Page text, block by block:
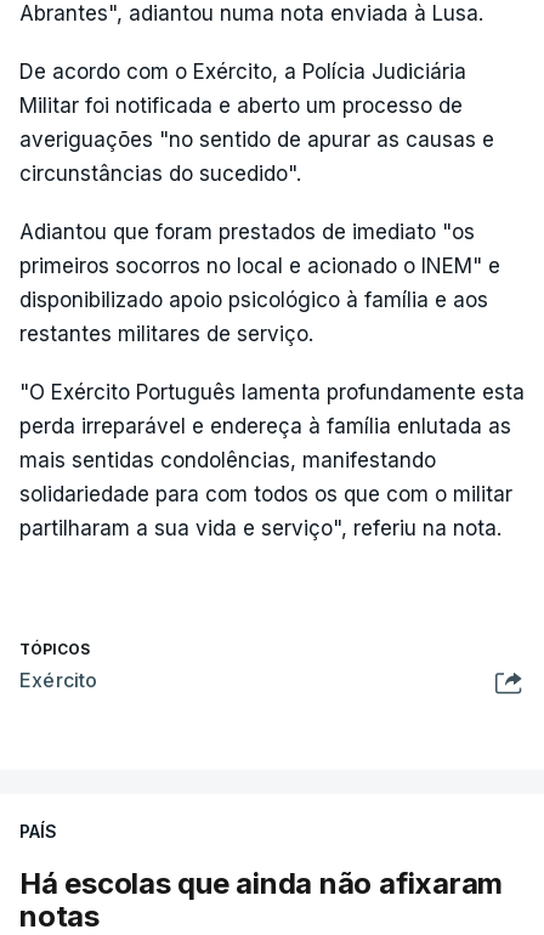
Abrantes", adiantou numa nota enviada à Lusa.
De acordo com o Exército, a Polícia Judiciária
Militar foi notificada e aberto um processo de
averiguações "no sentido de apurar as causas e
circunstâncias do sucedido".
Adiantou que foram prestados de imediato "os
primeiros socorros no local e acionado o INEM" e
disponibilizado apoio psicológico à família e aos
restantes militares de serviço.
"O Exército Português lamenta profundamente esta
perda irreparável e endereça à família enlutada as
mais sentidas condolências, manifestando
solidariedade para com todos os que com o militar
partilharam a sua vida e serviço", referiu na nota.
TÓPICOS
Exército
PAÍS
Há escolas que ainda não afixaram
notas